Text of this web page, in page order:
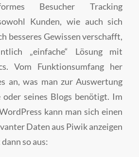
Besucher Tracking
Kunden, wie auch sich
besseres Gewissen verschafft,
„einfache“ Lösung mit
Vom Funktionsumfang her
an, was man zur Auswertung
oder seines Blogs benötigt. Im
kann man sich einen
Daten aus Piwik anzeigen
so aus: